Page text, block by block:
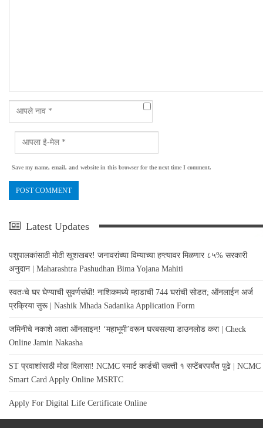
Save my name, email, and website in this browser for the next time I comment.
Latest Updates
पशुपालकांसाठी मोठी खुशखबर! जनावरांच्या विम्याच्या हप्त्यावर मिळणार ८५% सरकारी
अनुदान | Maharashtra Pashudhan Bima Yojana Mahiti
स्वतःचे घर घेण्याची सुवर्णसंधी! नाशिकमध्ये म्हाडाची 744 घरांची सोडत; ऑनलाईन अर्ज
प्रक्रिया सुरू | Nashik Mhada Sadanika Application Form
जमिनीचे नकाशे आता ऑनलाइन! ‘महाभूमी’वरून घरबसल्या डाउनलोड करा | Check
Online Jamin Nakasha
ST प्रवाशांसाठी मोठा दिलासा! NCMC स्मार्ट कार्डची सक्ती १ सप्टेंबरपर्यंत पुढे | NCMC
Smart Card Apply Online MSRTC
Apply For Digital Life Certificate Online